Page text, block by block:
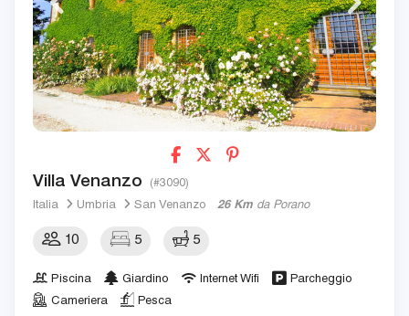
Villa Venanzo (#3090)
Italia Umbria San Venanzo 26 Km da Porano
10 5 5
Piscina Giardino Internet Wifi
Parcheggio
Cameriera
Pesca